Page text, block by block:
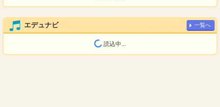
エデュナビ 一覧へ
読込中...